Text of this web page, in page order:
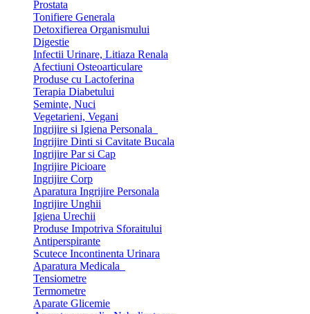
Prostata
Tonifiere Generala
Detoxifierea Organismului
Digestie
Infectii Urinare, Litiaza Renala
Afectiuni Osteoarticulare
Produse cu Lactoferina
Terapia Diabetului
Seminte, Nuci
Vegetarieni, Vegani
Ingrijire si Igiena Personala
Ingrijire Dinti si Cavitate Bucala
Ingrijire Par si Cap
Ingrijire Picioare
Ingrijire Corp
Aparatura Ingrijire Personala
Ingrijire Unghii
Igiena Urechii
Produse Impotriva Sforaitului
Antiperspirante
Scutece Incontinenta Urinara
Aparatura Medicala
Tensiometre
Termometre
Aparate Glicemie